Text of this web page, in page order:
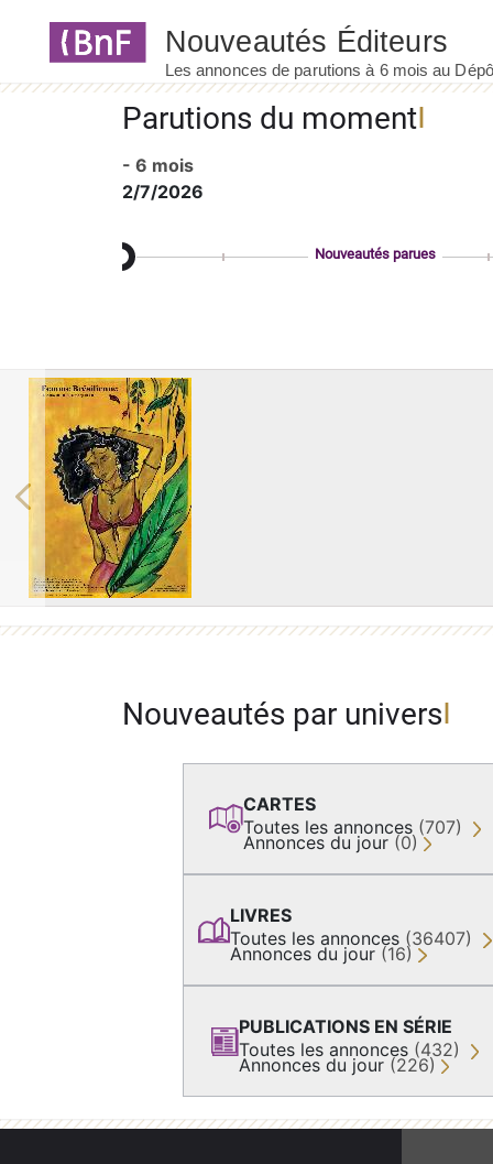
Parutions du moment
- 6 mois
2/7/2026
Nouveautés parues
Previous
Nouveautés par univers
CARTES
Toutes les annonces (707)
Annonces du jour (0)
LIVRES
Toutes les annonces (36407)
Annonces du jour (16)
PUBLICATIONS EN SÉRIE
Toutes les annonces (432)
Annonces du jour (226)